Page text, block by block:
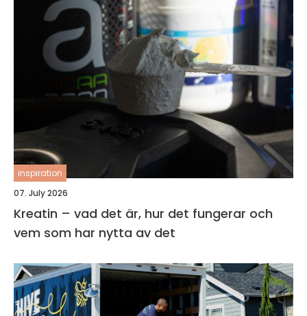
inspiration
07. July 2026
Kreatin – vad det är, hur det fungerar och
vem som har nytta av det